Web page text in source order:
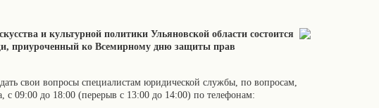
и культурной политики Ульяновской области состоится
приуроченный ко Всемирному дню защиты прав
свои вопросы специалистам юридической службы, по вопросам,
с 09:00 до 18:00 (перерыв с 13:00 до 14:00) по телефонам: